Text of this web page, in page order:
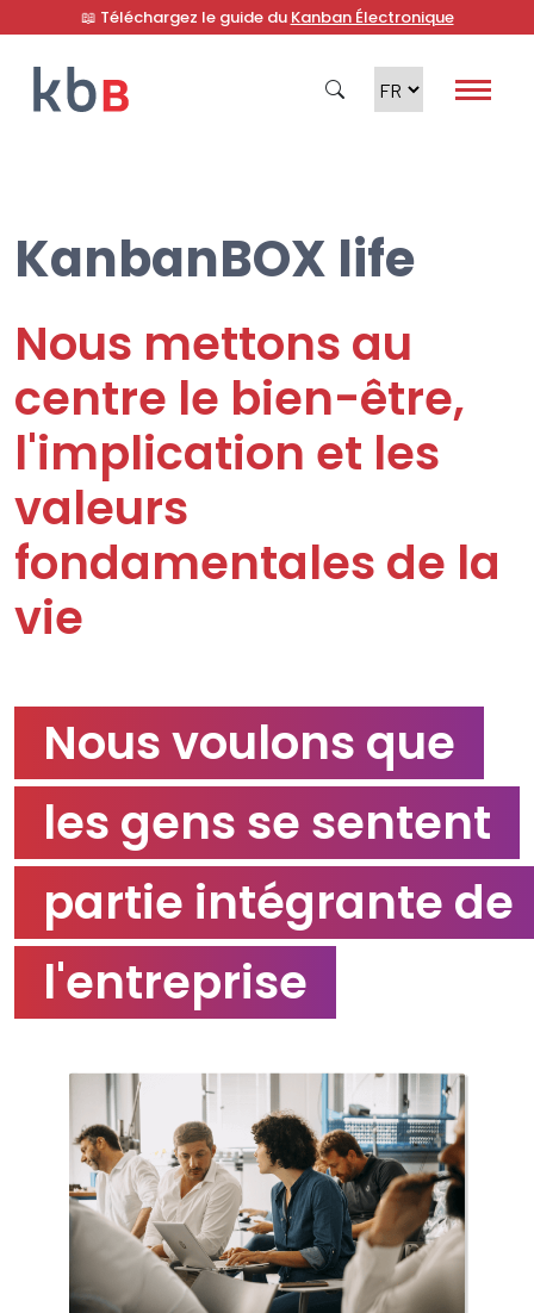
📖 Téléchargez le guide du Kanban Électronique
Recherche
KanbanBOX life
Nous mettons au
centre le bien-être,
l'implication et les
valeurs
fondamentales de la
vie
Nous voulons que
les gens se sentent
partie intégrante de
l'entreprise